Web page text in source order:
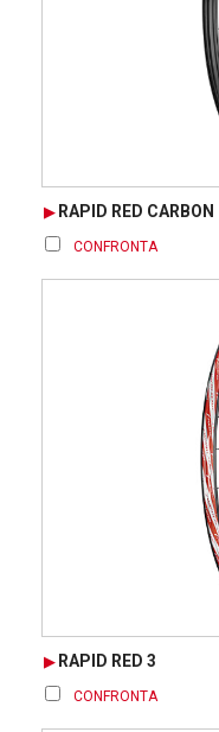
RAPID RED CARBON
CONFRONTA
RAPID RED 3
CONFRONTA